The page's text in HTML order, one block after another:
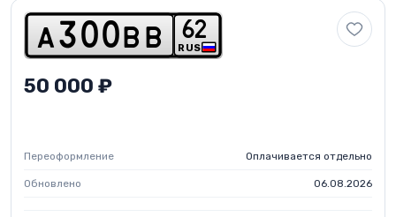
a 3 0 0 b b RUS
62
50 000 ₽
Переоформление Оплачивается отдельно
Обновлено 06.08.2026